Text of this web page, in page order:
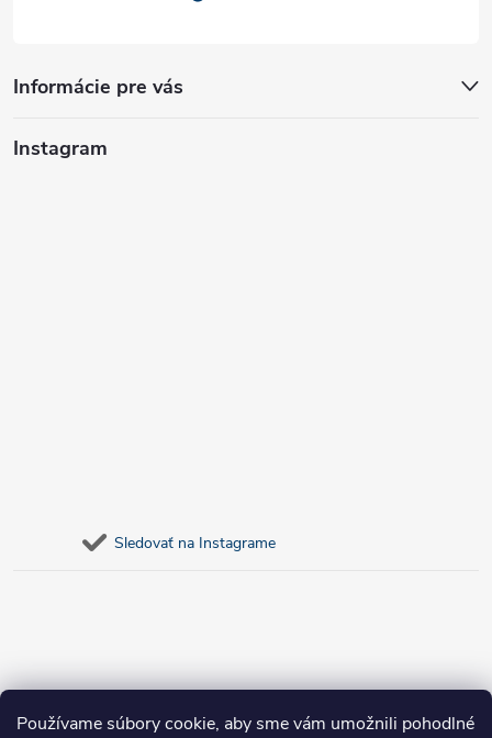
Používame súbory cookie, aby sme vám umožnili pohodlné
Informácie pre vás
Instagram
Sledovať na Instagrame